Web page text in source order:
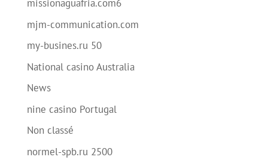
missionaguafria.com6
mjm-communication.com
my-busines.ru 50
National casino Australia
News
nine casino Portugal
Non classé
normel-spb.ru 2500